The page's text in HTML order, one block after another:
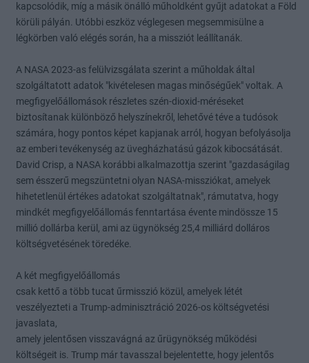
kapcsolódik, míg a másik önálló műholdként gyűjt adatokat a Föld
körüli pályán. Utóbbi eszköz véglegesen megsemmisülne a
légkörben való elégés során, ha a missziót leállítanák.
A NASA 2023-as felülvizsgálata szerint a műholdak által
szolgáltatott adatok "kivételesen magas minőségűek" voltak. A
megfigyelőállomások részletes szén-dioxid-méréseket
biztosítanak különböző helyszínekről, lehetővé téve a tudósok
számára, hogy pontos képet kapjanak arról, hogyan befolyásolja
az emberi tevékenység az üvegházhatású gázok kibocsátását.
David Crisp, a NASA korábbi alkalmazottja szerint "gazdaságilag
sem ésszerű megszüntetni olyan NASA-missziókat, amelyek
hihetetlenül értékes adatokat szolgáltatnak", rámutatva, hogy
mindkét megfigyelőállomás fenntartása évente mindössze 15
millió dollárba kerül, ami az ügynökség 25,4 milliárd dolláros
költségvetésének töredéke.
A két megfigyelőállomás
csak kettő a több tucat űrmisszió közül, amelyek létét
veszélyezteti a Trump-adminisztráció 2026-os költségvetési
javaslata,
amely jelentősen visszavágná az űrügynökség működési
költségeit is. Trump már tavasszal bejelentette, hogy jelentős